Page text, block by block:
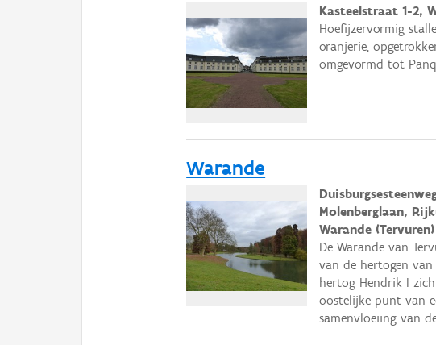
Kasteelstraat 1-2,
Hoefijzervormig
oranjerie,
omgevormd tot
Warande
Molenberglaan,
Warande (Tervuren)
De Warande van
van de hertogen van
hertog Hendrik I
oostelijke punt van
samenvloeiing van